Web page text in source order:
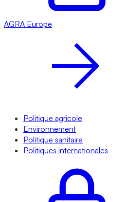
AGRA Europe
Politique agricole
Environnement
Politique sanitaire
Politiques internationales